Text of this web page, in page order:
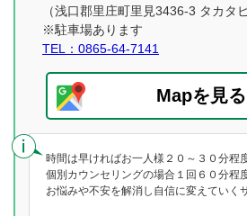
（浅口郡里庄町里見3436-3 タカタ
※駐車場あります
TEL：0865-64-7141
Mapを見る
時間は早ければお一人様２０～３０分程
個別カウンセリングの場合１回６０分程
お悩みや不安を解消し自信に変えていく